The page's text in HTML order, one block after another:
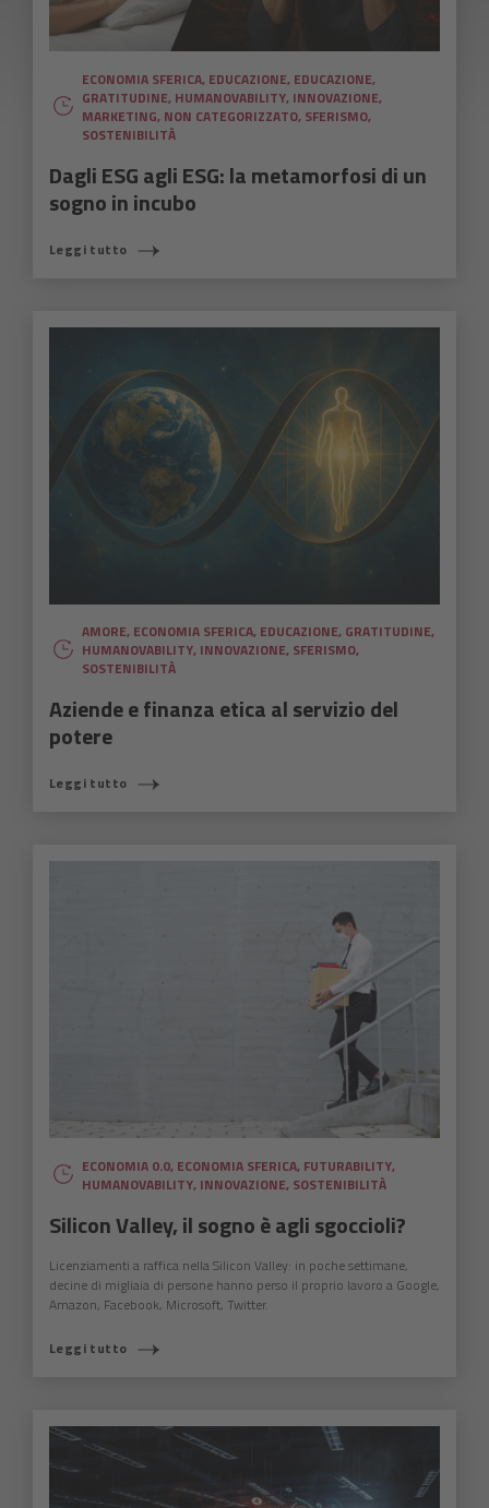
ECONOMIA SFERICA, EDUCAZIONE, EDUCAZIONE,
GRATITUDINE, HUMANOVABILITY, INNOVAZIONE,
MARKETING, NON CATEGORIZZATO, SFERISMO,
SOSTENIBILITÀ
Dagli ESG agli ESG: la metamorfosi di un
sogno in incubo
Leggi tutto
AMORE, ECONOMIA SFERICA, EDUCAZIONE, GRATITUDINE,
HUMANOVABILITY, INNOVAZIONE, SFERISMO,
SOSTENIBILITÀ
Aziende e finanza etica al servizio del
potere
Leggi tutto
ECONOMIA 0.0, ECONOMIA SFERICA, FUTURABILITY,
HUMANOVABILITY, INNOVAZIONE, SOSTENIBILITÀ
Silicon Valley, il sogno è agli sgoccioli?
Licenziamenti a raffica nella Silicon Valley: in poche settimane,
decine di migliaia di persone hanno perso il proprio lavoro a Google,
Amazon, Facebook, Microsoft, Twitter.
Leggi tutto